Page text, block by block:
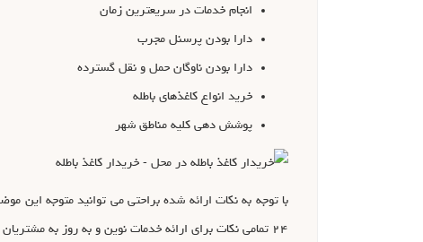
انجام خدمات در سریعترین زمان
دارا بودن پرسنل مجرب
دارا بودن ناوگان حمل و نقل گسترده
خرید انواع کاغذهای باطله
پوشش دهی کلیه مناطق شهر
۲۴ تمامی نکات برای ارائه خدمات نوین و به روز به مشتریان را رعایت نموده و هر روز در پی بالا بردن سطح رضایت مشتریان و استاندارد های مربوطه است .